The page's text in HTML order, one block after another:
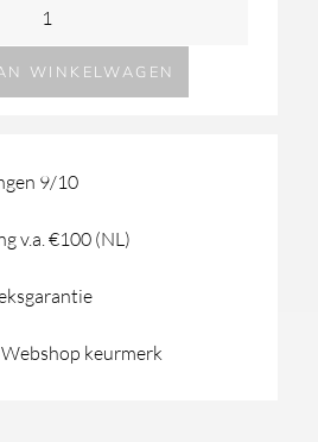
WINKELWAGEN
9/10
v.a. €100 (NL)
keurmerk